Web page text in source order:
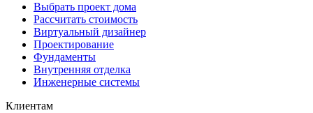
Выбрать проект дома
Рассчитать стоимость
Виртуальный дизайнер
Проектирование
Фундаменты
Внутренняя отделка
Инженерные системы
Клиентам